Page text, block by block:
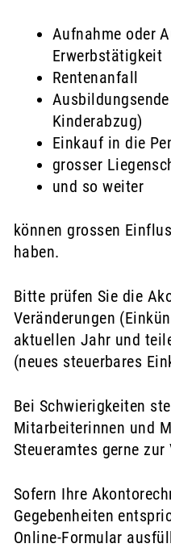
Aufnahme oder
Erwerbstätigkeit
Rentenanfall
Kinderabzug)
Einkauf in die
grosser
und so weiter
können grossen
haben.
Bitte prüfen Sie die
Veränderungen
aktuellen Jahr und
(neues steuerbares
Bei Schwierigkeiten
Mitarbeiterinnen und
Steueramtes gerne zur
Sofern Ihre
Gegebenheiten
Online-Formular